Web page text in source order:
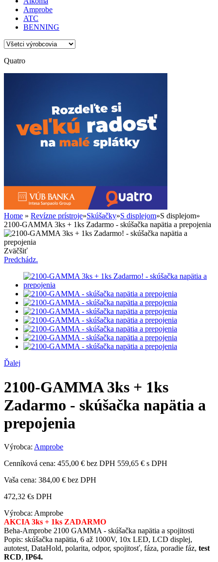
Amprobe
ATC
BENNING
Quatro
Home » Revízne prístroje»Skúšačky»S displejom»S displejom»
2100-GAMMA 3ks + 1ks Zadarmo - skúšačka napätia a prepojenia
Zväčšiť
Predchádz.
Ďalej
2100-GAMMA 3ks + 1ks
Zadarmo - skúšačka napätia a
prepojenia
Výrobca: Amprobe
Cenníková cena: 455,00 € bez DPH 559,65 € s DPH
Vaša cena: 384,00 € bez DPH
472,32 €s DPH
Výrobca: Amprobe
AKCIA 3ks + 1ks ZADARMO
Beha-Amprobe 2100 GAMMA - skúšačka napätia a spojitosti
Popis: skúšačka napätia, 6 až 1000V, 10x LED, LCD displej,
autotest, DataHold, polarita, odpor, spojitosť, fáza, poradie fáz, test
RCD, IP64.